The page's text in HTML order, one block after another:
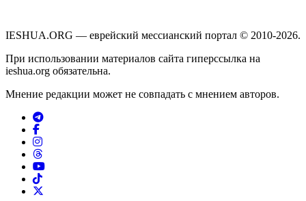
IESHUA.ORG — еврейский мессианский портал © 2010-2026.
При использовании материалов сайта гиперссылка на
ieshua.org обязательна.
Мнение редакции может не совпадать с мнением авторов.